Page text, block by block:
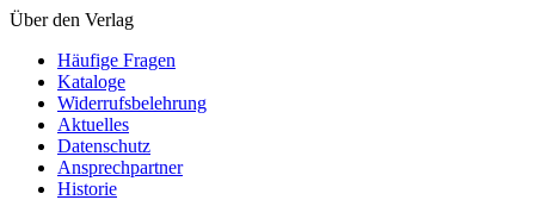
Über den Verlag
Häufige Fragen
Kataloge
Widerrufsbelehrung
Aktuelles
Datenschutz
Ansprechpartner
Historie